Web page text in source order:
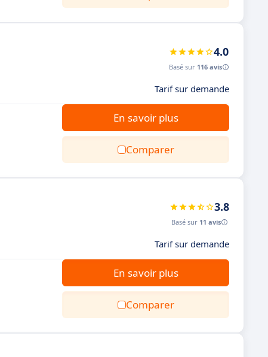
4.0
Basé sur 116 avis
Tarif sur demande
En savoir plus
Comparer
3.8
Basé sur 11 avis
Tarif sur demande
En savoir plus
Comparer